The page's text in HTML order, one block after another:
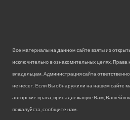
Все материалы на данном сайте взяты из
исключительно в ознакомительных целях.
владельцам. Администрация сайта
не несет. Если Вы обнаружили на нашем сайте
авторские права, принадлежащие Вам, Вашей
пожалуйста, сообщите нам.